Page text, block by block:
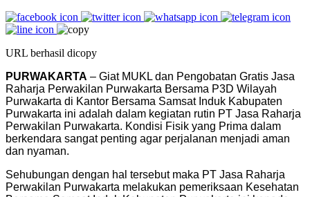
URL berhasil dicopy
PURWAKARTA – Giat MUKL dan Pengobatan Gratis Jasa
Raharja Perwakilan Purwakarta Bersama P3D Wilayah
Purwakarta di Kantor Bersama Samsat Induk Kabupaten
Purwakarta ini adalah dalam kegiatan rutin PT Jasa Raharja
Perwakilan Purwakarta. Kondisi Fisik yang Prima dalam
berkendara sangat penting agar perjalanan menjadi aman
dan nyaman.
Sehubungan dengan hal tersebut maka PT Jasa Raharja
Perwakilan Purwakarta melakukan pemeriksaan Kesehatan